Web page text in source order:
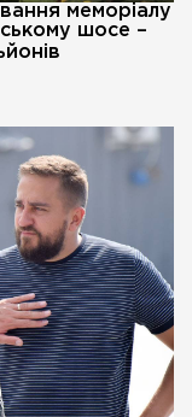
меморіалу
шосе –